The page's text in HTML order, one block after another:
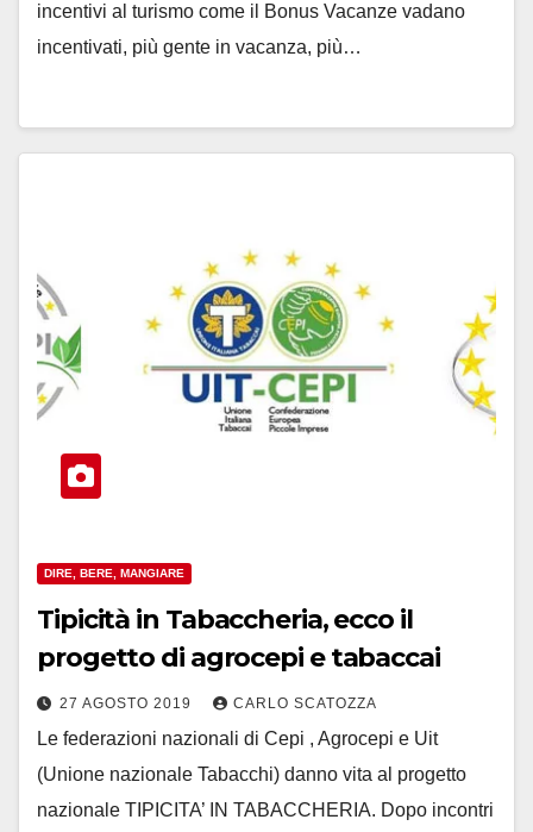
incentivi al turismo come il Bonus Vacanze vadano
incentivati, più gente in vacanza, più…
DIRE, BERE, MANGIARE
Tipicità in Tabaccheria, ecco il
progetto di agrocepi e tabaccai
27 AGOSTO 2019 CARLO SCATOZZA
Le federazioni nazionali di Cepi , Agrocepi e Uit
(Unione nazionale Tabacchi) danno vita al progetto
nazionale TIPICITA’ IN TABACCHERIA. Dopo incontri